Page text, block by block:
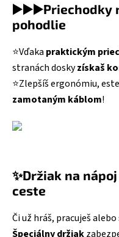
▶️▶️▶️Priechodky
pohodlie
⭐Vďaka praktickým
stranách doskyzískaš
⭐Zlepšíš ergonómiu,
zamotaným káblom!
✨Držiak na
ceste
Či už hráš, pracuješ
Špeciálny držiak